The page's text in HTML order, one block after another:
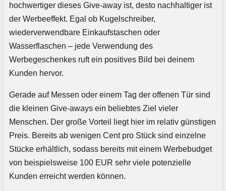
hochwertiger dieses Give-away ist, desto nachhaltiger ist
der Werbeeffekt. Egal ob Kugelschreiber,
wiederverwendbare Einkaufstaschen oder
Wasserflaschen – jede Verwendung des
Werbegeschenkes ruft ein positives Bild bei deinem
Kunden hervor.
Gerade auf Messen oder einem Tag der offenen Tür sind
die kleinen Give-aways ein beliebtes Ziel vieler
Menschen. Der große Vorteil liegt hier im relativ günstigen
Preis. Bereits ab wenigen Cent pro Stück sind einzelne
Stücke erhältlich, sodass bereits mit einem Werbebudget
von beispielsweise 100 EUR sehr viele potenzielle
Kunden erreicht werden können.